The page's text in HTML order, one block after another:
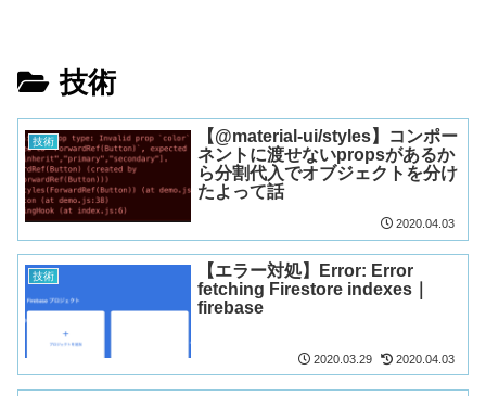
技術
技術
【@material-ui/styles】コンポー
ネントに渡せないpropsがあるか
ら分割代入でオブジェクトを分け
たよって話
2020.04.03
技術
【エラー対処】Error: Error
fetching Firestore indexes｜
firebase
2020.03.29 2020.04.03